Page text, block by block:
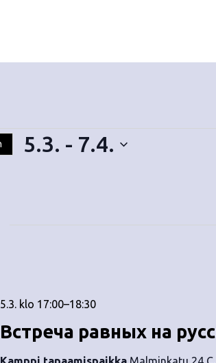
5.3. - 7.4.
ä
v
Встреча равных на
5.3. klo 17:00–18:30